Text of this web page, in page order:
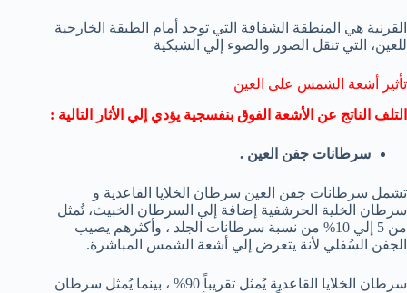
القرنية هي المنطقة الشفافة التي توجد أمام الطبقة الخارجية
للعين، التي تنقل الصور والضوء إلي الشبكية
تأثير أشعة الشمس على العين
التلف الناتج عن الأشعة الفوق بنفسجية يؤدي إلي الأثار التالية :
سرطانات جفن العين .
تشمل سرطانات جفن العين سرطان الخلايا القاعدية و
سرطان الخلية الحرشفية إضافة إلي السرطان الخبيث، تُمثل
من 5 إلي 10% من نسبة سرطانات الجلد ، وأكثرهم يصيب
الجفن السُفلي لأنة يتعرض إلي أشعة الشمس المباشرة.
سرطان الخلايا القاعدية يُمثل تقريباً 90% ، بينما يُمثل سرطان